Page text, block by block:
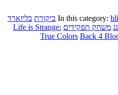
In this category: ביקורת בליזארד
משחק תפקידים Life is Strange:
True Colors Back 4